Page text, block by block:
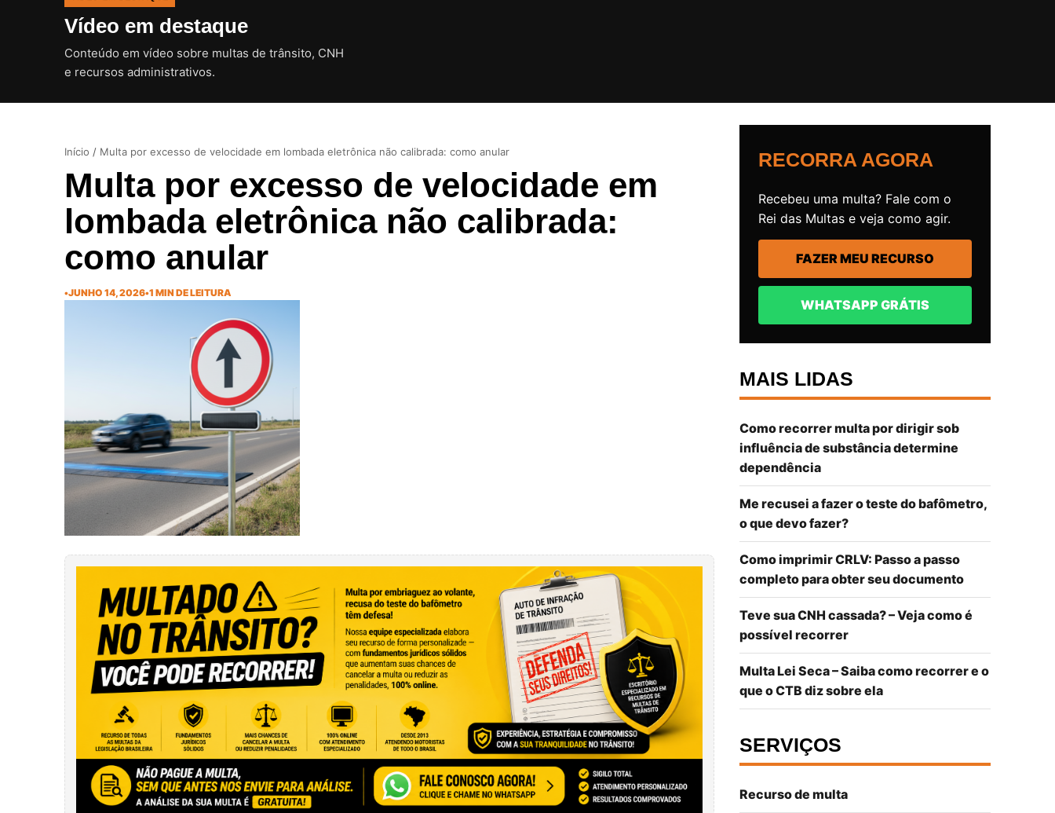
Vídeo em destaque
Conteúdo em vídeo sobre multas de trânsito, CNH
e recursos administrativos.
Início / Multa por excesso de velocidade em lombada eletrônica não calibrada: como anular
Multa por excesso de velocidade em
lombada eletrônica não calibrada:
como anular
•JUNHO 14, 2026•1 MIN DE LEITURA
RECORRA AGORA
Recebeu uma multa? Fale com o
Rei das Multas e veja como agir.
FAZER MEU RECURSO
WHATSAPP GRÁTIS
MAIS LIDAS
Como recorrer multa por dirigir sob
influência de substância determine
dependência
Me recusei a fazer o teste do bafômetro,
o que devo fazer?
Como imprimir CRLV: Passo a passo
completo para obter seu documento
Teve sua CNH cassada? – Veja como é
possível recorrer
Multa Lei Seca – Saiba como recorrer e o
que o CTB diz sobre ela
SERVIÇOS
Recurso de multa